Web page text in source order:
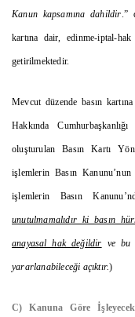
Kanun kapsamına dahildir.”
kartına dair, edinme-iptal-
getirilmektedir.
Mevcut düzende basın
Hakkında
oluşturulan Basın Kartı
işlemlerin Basın
işlemlerin Basın
unutulmamalıdır ki basın
anayasal hak değildir ve bu
yararlanabileceği açıktır.)
C) Kanuna Göre